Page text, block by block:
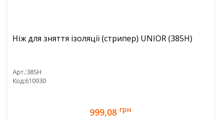
Ніж для зняття ізоляції (стрипер) UNIOR (385H)
Арт.:385H
Код:610930
999,08 грн